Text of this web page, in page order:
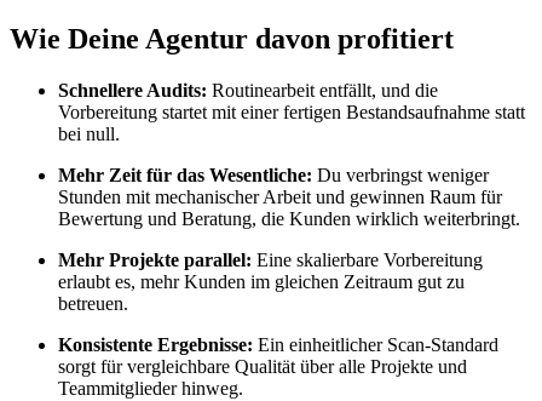
Wie Deine Agentur davon profitiert
Schnellere Audits: Routinearbeit entfällt, und die
Vorbereitung startet mit einer fertigen Bestandsaufnahme statt
bei null.
Mehr Zeit für das Wesentliche: Du verbringst weniger
Stunden mit mechanischer Arbeit und gewinnen Raum für
Bewertung und Beratung, die Kunden wirklich weiterbringt.
Mehr Projekte parallel: Eine skalierbare Vorbereitung
erlaubt es, mehr Kunden im gleichen Zeitraum gut zu
betreuen.
Konsistente Ergebnisse: Ein einheitlicher Scan-Standard
sorgt für vergleichbare Qualität über alle Projekte und
Teammitglieder hinweg.